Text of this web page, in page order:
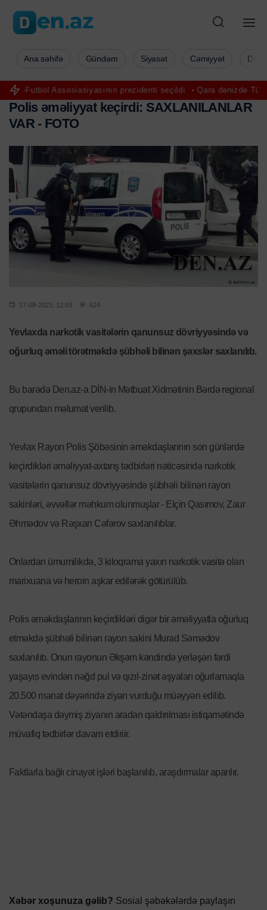
prezidenti seçildi Qara dənizdə Türkiyə gəmisinə
Ana səhifə Gündəm Siyasət Cəmiyyət
Polis əməliyyat keçirdi: SAXLANILANLAR
VAR - FOTO
17-08-2023, 12:03 624
Yevlaxda narkotik vasitələrin qanunsuz dövriyyəsində və
oğurluq əməli törətməkdə şübhəli bilinən şəxslər saxlanılıb.
Bu barədə Den.az-a DİN-in Mətbuat Xidmətinin Bərdə regional
qrupundan məlumat verilib.
Yevlax Rayon Polis Şöbəsinin əməkdaşlarının son günlərdə
keçirdikləri əməliyyat-axtarış tədbirləri nəticəsində narkotik
vasitələrin qanunsuz dövriyyəsində şübhəli bilinən rayon
sakinləri, əvvəllər məhkum olunmuşlar - Elçin Qasımov, Zaur
Əhmədov və Rəşxan Cəfərov saxlanılıblar.
Onlardan ümumilikdə, 3 kiloqrama yaxın narkotik vasitə olan
marixuana və heroin aşkar edilərək götürülüb.
Polis əməkdaşlarının keçirdikləri digər bir əməliyyatla oğurluq
etməkdə şübhəli bilinən rayon sakini Murad Səmədov
saxlanılıb. Onun rayonun Əkşəm kəndində yerləşən fərdi
yaşayıṣ evindən nəğd pul və qızıl-zinət əşyaları oğurlamaqla
20.500 manat dəyərində ziyan vurduğu müəyyən edilib.
Vətəndaşa dəymiş ziyanın aradan qaldırılması istiqamətində
müvafiq tədbirlər davam etdiriir.
Faktlarla bağlı cinayət işləri başlanılıb, araşdırmalar aparılır.
Xəbər xoşunuza gəlib? Sosial şəbəkələrdə paylaşın